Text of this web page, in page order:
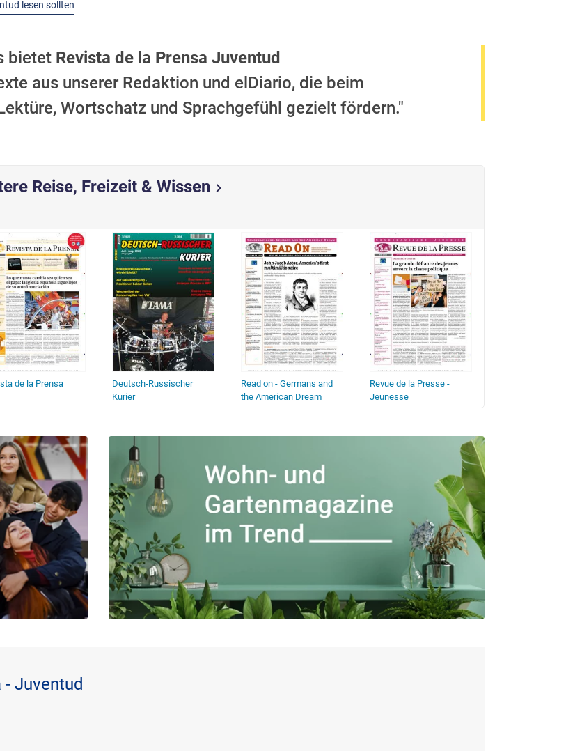
lesen sollten
bietet Revista de la Prensa Juventud
aus unserer Redaktion und elDiario, die beim
Wortschatz und Sprachgefühl gezielt fördern."
Reise, Freizeit & Wissenchevron_right
de la Prensa
Deutsch-Russischer
Kurier
Read on - Germans and
the American Dream
Revue de la Presse -
Jeunesse
Juventud